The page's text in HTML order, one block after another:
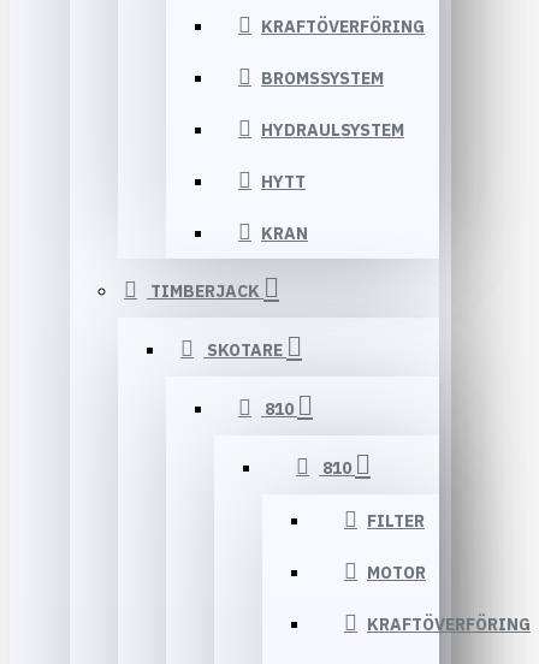
KRAFTÖVERFÖRING
BROMSSYSTEM
HYDRAULSYSTEM
HYTT
KRAN
TIMBERJACK
SKOTARE
810
810
FILTER
MOTOR
KRAFTÖVERFÖRING